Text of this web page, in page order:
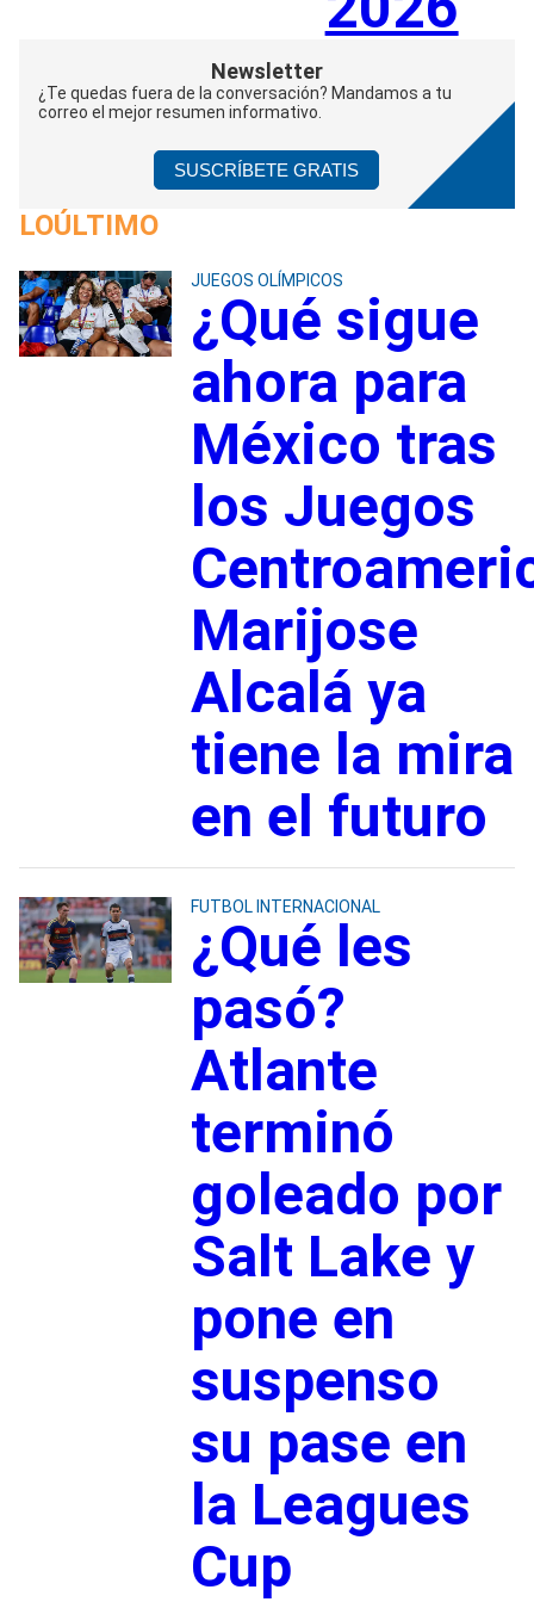
Newsletter
¿Te quedas fuera de la conversación? Mandamos a tu
correo el mejor resumen informativo.
SUSCRÍBETE GRATIS
LOÚLTIMO
JUEGOS OLÍMPICOS
¿Qué sigue
ahora para
México tras
los Juegos
Marijose
Alcalá ya
tiene la mira
en el futuro
FUTBOL INTERNACIONAL
¿Qué les
pasó?
Atlante
terminó
goleado por
Salt Lake y
pone en
suspenso
su pase en
la Leagues
Cup